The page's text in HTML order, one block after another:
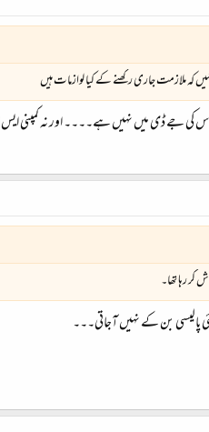
کہ ملازمت جاری رکھنے کے کیا لوازمات ہیں
کی جے ڈی میں نہیں ہے۔۔۔۔ اور نہ کمپنی
کر رہا تھا۔
بن کے نہیں آجاتی۔۔۔